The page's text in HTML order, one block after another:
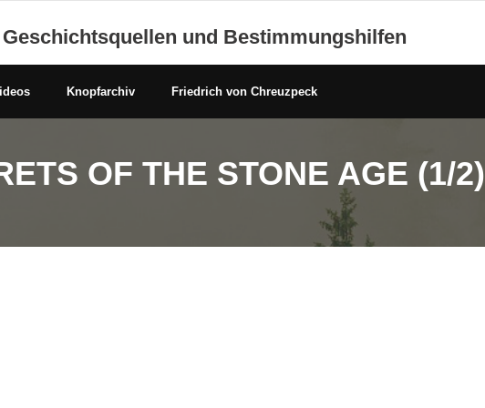
Geschichtsquellen und Bestimmungshilfen
Knopfarchiv Friedrich von Chreuzpeck
OF THE STONE AGE (1/2)